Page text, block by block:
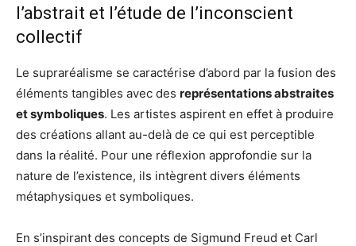
l’abstrait et l’étude de l’inconscient
collectif
Le supraréalisme se caractérise d’abord par la fusion des
éléments tangibles avec des représentations abstraites
et symboliques. Les artistes aspirent en effet à produire
des créations allant au-delà de ce qui est perceptible
dans la réalité. Pour une réflexion approfondie sur la
nature de l’existence, ils intègrent divers éléments
métaphysiques et symboliques.
En s’inspirant des concepts de Sigmund Freud et Carl